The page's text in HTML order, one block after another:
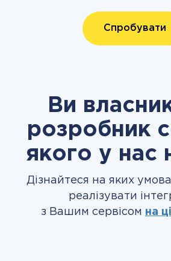
Спробувати
Ви
розробник
якого у нас
Дізнайтеся на яких
реалізувати
з Вашим сервісом на